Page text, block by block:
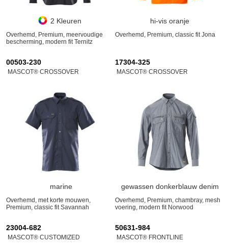
2 Kleuren
Overhemd, Premium, meervoudige
bescherming, modern fit Ternitz
hi-vis oranje
Overhemd, Premium, classic fit Jona
00503-230
MASCOT® CROSSOVER
marine
Overhemd, met korte mouwen,
Premium, classic fit Savannah
17304-325
MASCOT® CROSSOVER
gewassen donkerblauw denim
Overhemd, Premium, chambray, mesh
voering, modern fit Norwood
23004-682
MASCOT® CUSTOMIZED
50631-984
MASCOT® FRONTLINE